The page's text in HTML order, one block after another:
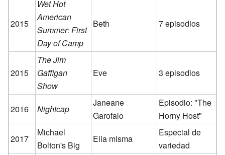
2015
Wet Hot
American
Summer: First
Day of Camp
Beth 7 episodios
2015
The Jim
Gaffigan
Show
Eve 3 episodios
2016 Nightcap
Janeane
Garofalo
Episodio: "The
Horny Host"
2017
Michael
Bolton's Big
Ella misma
Especial de
variedad